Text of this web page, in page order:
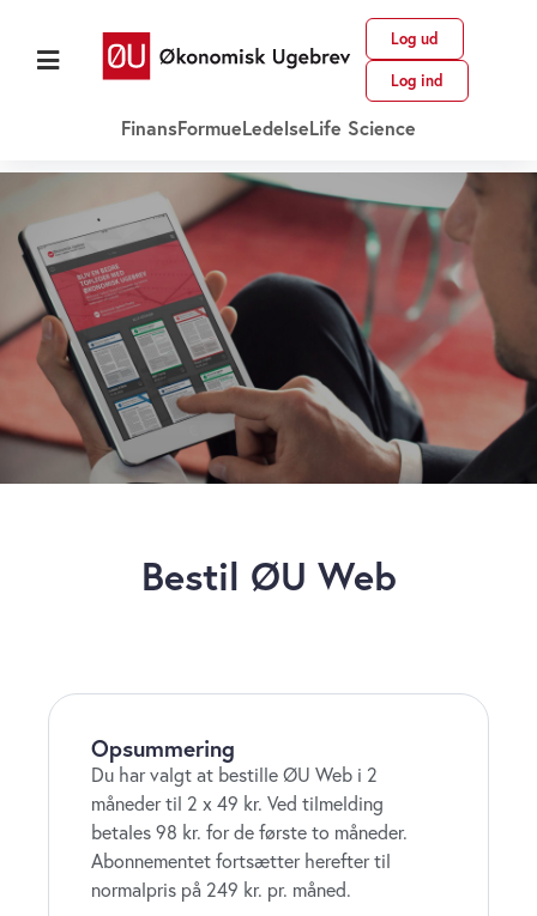
Log ud
Log ind
FinansFormueLedelseLife Science
Bestil ØU Web
Opsummering
Du har valgt at bestille ØU Web i 2
måneder til 2 x 49 kr. Ved tilmelding
betales 98 kr. for de første to måneder.
Abonnementet fortsætter herefter til
normalpris på 249 kr. pr. måned.